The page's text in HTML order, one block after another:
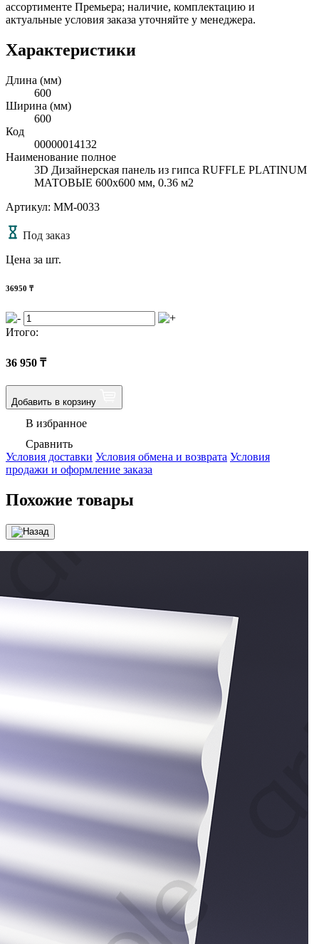
ассортименте Премьера; наличие, комплектацию и
актуальные условия заказа уточняйте у менеджера.
Характеристики
Длина (мм)
600
Ширина (мм)
600
Код
00000014132
Наименование полное
3D Дизайнерская панель из гипса RUFFLE PLATINUM
МАТОВЫЕ 600x600 мм, 0.36 м2
Артикул: MM-0033
Под заказ
Цена за шт.
36950 ₸
Итого:
36 950 ₸
Добавить в корзину
В избранное
Сравнить
Условия доставки Условия обмена и возврата Условия
продажи и оформление заказа
Похожие товары